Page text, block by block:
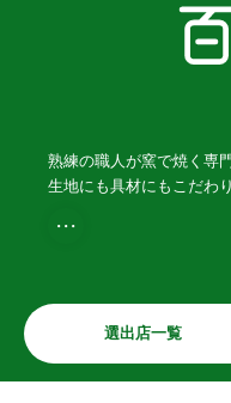
熟練の職人が窯で焼く専
生地にも具材にもこだわ
・・・
選出店一覧